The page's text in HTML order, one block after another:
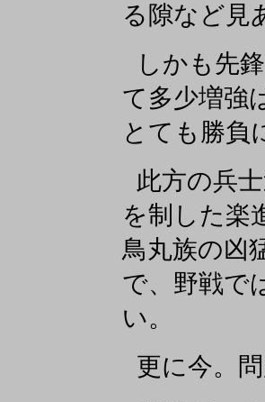
る隙など見
しかも先
て多少増強
とても勝負
此方の兵
を制した楽
鳥丸族の凶
で、野戦で
い。
更に今。